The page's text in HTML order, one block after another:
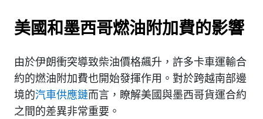
美國和墨西哥燃油附加費的影響
由於伊朗衝突導致柴油價格飆升，許多卡車運輸合
約的燃油附加費也開始發揮作用。對於跨越南部邊
境的汽車供應鏈而言，瞭解美國與墨西哥貨運合約
之間的差異非常重要。